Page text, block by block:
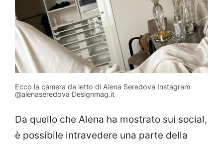
Ecco la camera da letto di Alena Seredova Instagram
@alenaseredova Designmag.it
Da quello che Alena ha mostrato sui social,
è possibile intravedere una parte della